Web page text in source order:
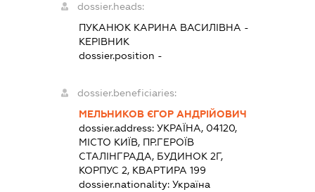
dossier.heads:
ПУКАНЮК КАРИНА ВАСИЛІВНА -
КЕРІВНИК
dossier.position -
dossier.beneficiaries:
МЕЛЬНИКОВ ЄГОР АНДРІЙОВИЧ
dossier.address:УКРАЇНА, 04120,
МІСТО КИЇВ, ПР.ГЕРОЇВ
СТАЛІНГРАДА, БУДИНОК 2Г,
КОРПУС 2, КВАРТИРА 199
dossier.nationality:Україна